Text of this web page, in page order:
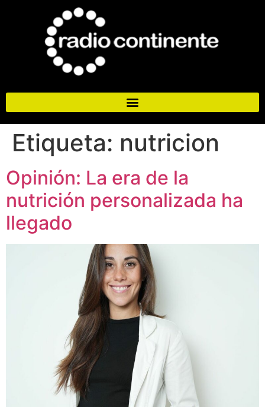
Etiqueta: nutricion
Opinión: La era de la
nutrición personalizada ha
llegado